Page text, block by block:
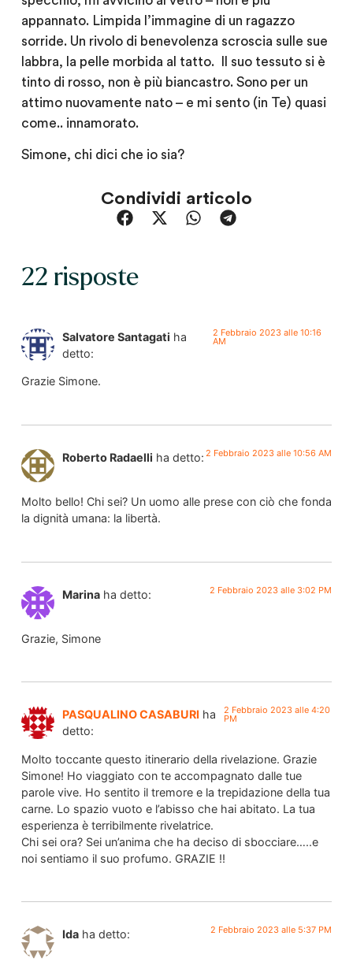
appannato. Limpida l’immagine di un ragazzo
sorride. Un rivolo di benevolenza scroscia sulle sue
labbra, la pelle morbida al tatto. Il suo tessuto si è
tinto di rosso, non è più biancastro. Sono per un
attimo nuovamente nato – e mi sento (in Te) quasi
come.. innamorato.
Simone, chi dici che io sia?
Condividi articolo
22 risposte
Salvatore Santagati ha
detto:
2 Febbraio 2023 alle 10:16
AM
Grazie Simone.
Roberto Radaelli ha detto: 2 Febbraio 2023 alle 10:56 AM
Molto bello! Chi sei? Un uomo alle prese con ciò che fonda
la dignità umana: la libertà.
Marina ha detto: 2 Febbraio 2023 alle 3:02 PM
Grazie, Simone
PASQUALINO CASABURI ha
detto:
2 Febbraio 2023 alle 4:20
PM
Molto toccante questo itinerario della rivelazione. Grazie
Simone! Ho viaggiato con te accompagnato dalle tue
parole vive. Ho sentito il tremore e la trepidazione della tua
carne. Lo spazio vuoto e l’abisso che hai abitato. La tua
esperienza è terribilmente rivelatrice.
Chi sei ora? Sei un’anima che ha deciso di sbocciare…..e
noi sentiamo il suo profumo. GRAZIE !!
Ida ha detto: 2 Febbraio 2023 alle 5:37 PM